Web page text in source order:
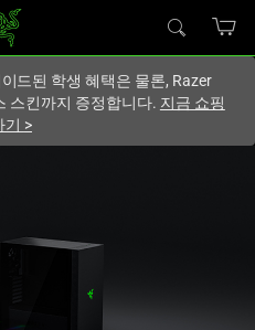
이트에 있습니다.
드된 학생 혜택은 물론, Razer
스킨까지 증정합니다. 지금 쇼핑
기 >